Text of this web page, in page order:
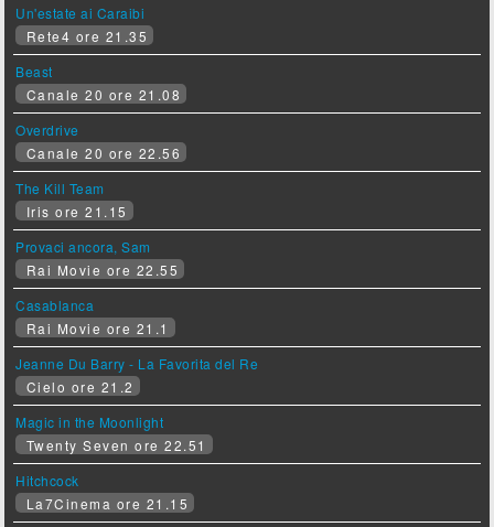
Un'estate ai Caraibi
Rete4 ore 21.35
Beast
Canale 20 ore 21.08
Overdrive
Canale 20 ore 22.56
The Kill Team
Iris ore 21.15
Provaci ancora, Sam
Rai Movie ore 22.55
Casablanca
Rai Movie ore 21.1
Jeanne Du Barry - La Favorita del Re
Cielo ore 21.2
Magic in the Moonlight
Twenty Seven ore 22.51
Hitchcock
La7Cinema ore 21.15